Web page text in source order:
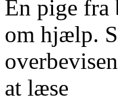
En pige fra
om hjælp.
at læse